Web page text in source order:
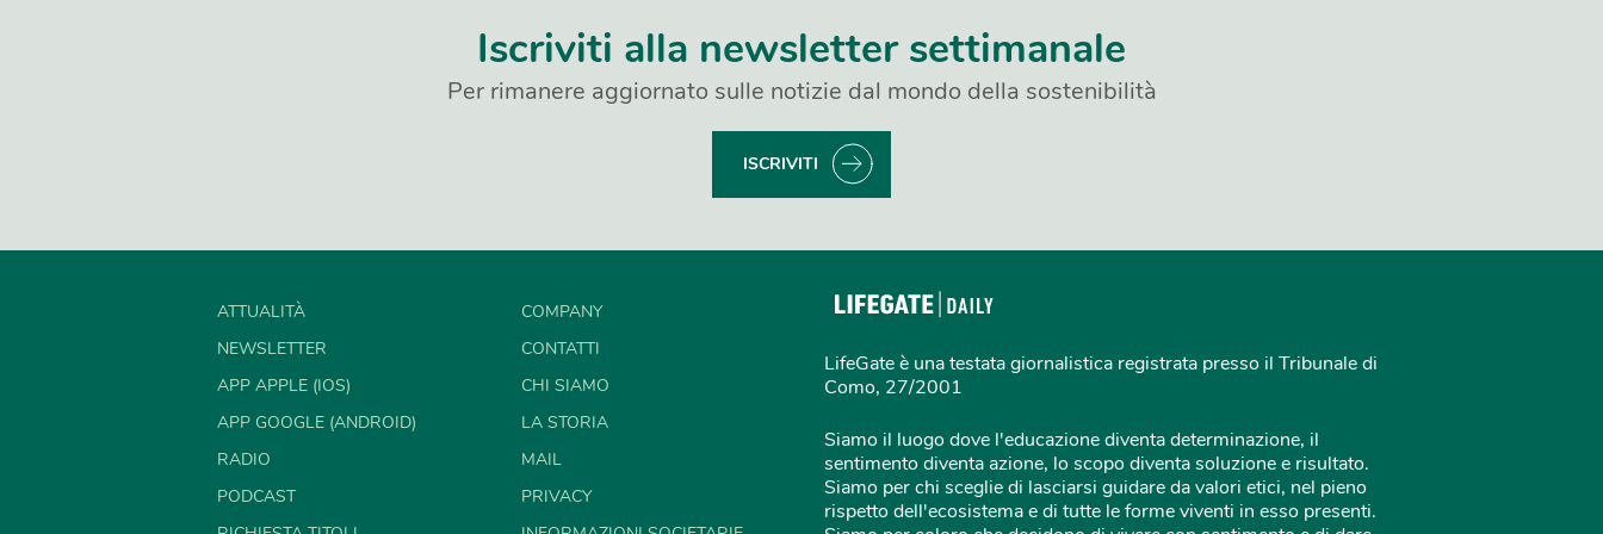
Iscriviti alla newsletter settimanale
Per rimanere aggiornato sulle notizie dal mondo della sostenibilità
ISCRIVITI
ATTUALITÀ
NEWSLETTER
APP APPLE (IOS)
APP GOOGLE (ANDROID)
RADIO
PODCAST
COMPANY
CONTATTI
CHI SIAMO
LA STORIA
MAIL
PRIVACY
LifeGate è una testata giornalistica registrata presso il Tribunale di
Como, 27/2001
Siamo il luogo dove l'educazione diventa determinazione, il
sentimento diventa azione, lo scopo diventa soluzione e risultato.
Siamo per chi sceglie di lasciarsi guidare da valori etici, nel pieno
rispetto dell'ecosistema e di tutte le forme viventi in esso presenti.